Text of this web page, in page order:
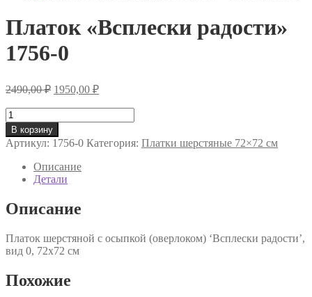
Платок «Всплески радости»
1756-0
2490,00₽ Первоначальная
составляла
2490,00 ₽.
1950,00 ₽Текущая
Количество
товара
Платок
«Всплески
радости»
1756-
В корзину
Артикул: 1756-0 Категория: Платки шерстяные 72×72 см
Описание
Детали
Описание
Платок шерстяной с осыпкой (оверлоком) ‘Всплески радости’,
вид 0, 72х72 см
Похожие